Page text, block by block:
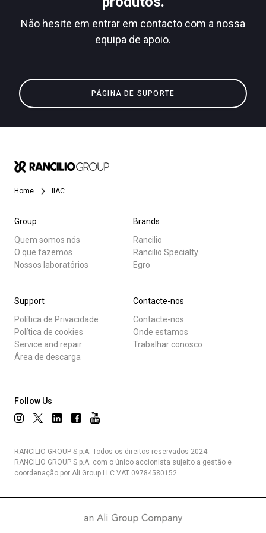
Não hesite em entrar em contacto com a nossa
equipa de apoio.
PÁGINA DE SUPORTE
Home IIAC
Group
Quem somos nós
O que fazemos
Nossos laboratórios
Brands
Rancilio
Rancilio Specialty
Egro
Support
Política de Privacidade
Política de cookies
Service and repair
Área de descarga
Contacte-nos
Contacte-nos
Onde estamos
Trabalhar conosco
Follow Us
RANCILIO GROUP S.p.A. Todos os direitos reservados 2024.
RANCILIO GROUP S.p.A. com o único accionista sujeito a gestão e
coordenação por Ali Group LLC VAT 09784580152
Produtos
Descarregar